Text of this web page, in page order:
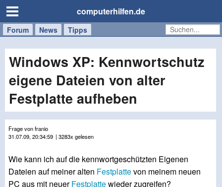
computerhilfen.de
Forum News Tipps
Handy
Tablet
Windows
Mac
Windows XP: Kennwortschutz
eigene Dateien von alter
Festplatte aufheben
Frage von franio
31.07.09, 20:34:59 | 3283x gelesen
Wie kann ich auf die kennwortgeschützten Eigenen
Dateien auf meiner alten Festplattevon meinem neuen
PC aus mit neuerFestplattewieder zugreifen?